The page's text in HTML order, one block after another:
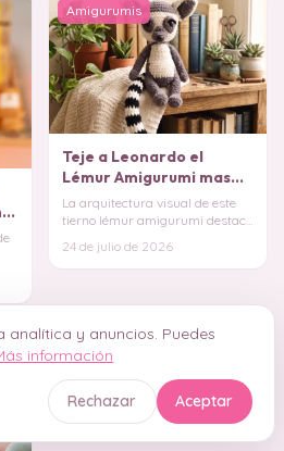
Amigurumis
Teje a Leonardo el
Lémur Amigurumi mas
Tierno (Patrón PDF)
La arquitectura visual de este
tierno lémur amigurumi destaca
tonali
24 de julio de 2026
analítica y anuncios. Puedes
información
Rechazar Aceptar